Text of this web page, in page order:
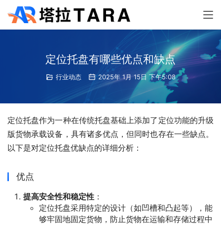
定位托盘有哪些优点和缺点
行业动态 2025年 1月 15日 下午5:08
定位托盘作为一种在传统托盘基础上添加了定位功能的升级
版货物承载设备，具有诸多优点，但同时也存在一些缺点。
以下是对定位托盘优缺点的详细分析：
优点
提高安全性和稳定性 ：
定位托盘采用特定的设计（如凹槽和凸起等），能
够牢固地固定货物，防止货物在运输和存储过程中